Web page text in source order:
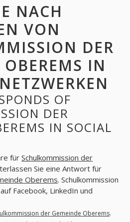
NACH
VON
DER
IN
OF
DER
IN SOCIAL
für Schulkommission der
Sie eine Antwort für
Oberems. Schulkommission
Facebook, LinkedIn und
der Gemeinde Oberems.